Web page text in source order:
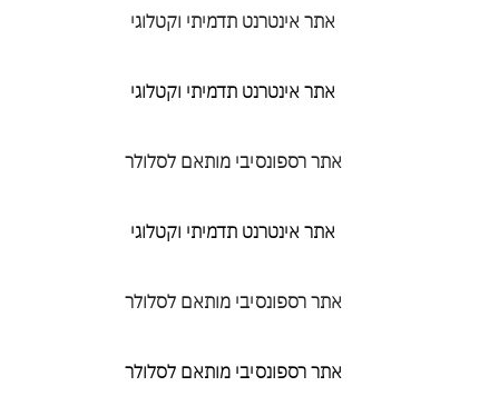
אתר אינטרנט תדמיתי וקטלוגי
אתר אינטרנט תדמיתי וקטלוגי
אתר רספונסיבי מותאם לסלולר
אתר אינטרנט תדמיתי וקטלוגי
אתר רספונסיבי מותאם לסלולר
אתר רספונסיבי מותאם לסלולר